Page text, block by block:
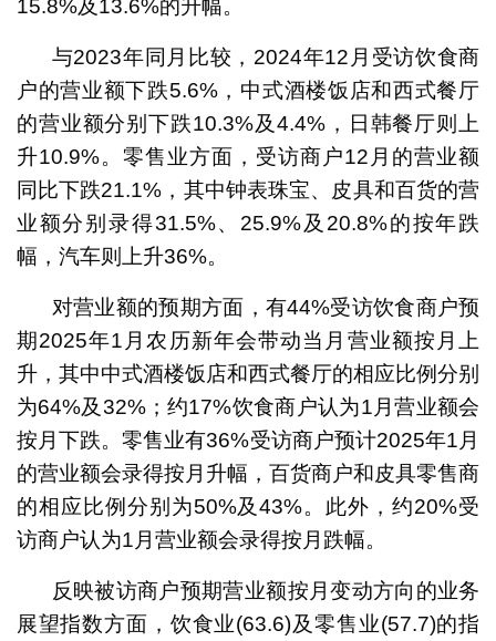
15.8%及13.6%的升幅。
与2023年同月比较，2024年12月受访饮食商
户的营业额下跌5.6%，中式酒楼饭店和西式餐厅
的营业额分别下跌10.3%及4.4%，日韩餐厅则上
升10.9%。零售业方面，受访商户12月的营业额
同比下跌21.1%，其中钟表珠宝、皮具和百货的营
业额分别录得31.5%、25.9%及20.8%的按年跌
幅，汽车则上升36%。
对营业额的预期方面，有44%受访饮食商户预
期2025年1月农历新年会带动当月营业额按月上
升，其中中式酒楼饭店和西式餐厅的相应比例分别
为64%及32%；约17%饮食商户认为1月营业额会
按月下跌。零售业有36%受访商户预计2025年1月
的营业额会录得按月升幅，百货商户和皮具零售商
的相应比例分别为50%及43%。此外，约20%受
访商户认为1月营业额会录得按月跌幅。
反映被访商户预期营业额按月变动方向的业务
展望指数方面，饮食业(63.6)及零售业(57.7)的指